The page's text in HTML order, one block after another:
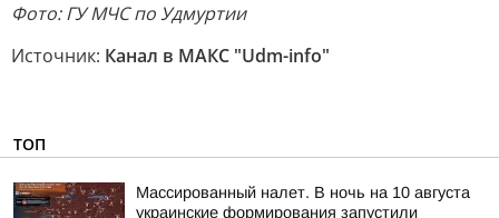
Фото: ГУ МЧС по Удмуртии
Источник: Канал в МАКС "Udm-info"
ТОП
Массированный налет. В ночь на 10 августа
украинские формирования запустили